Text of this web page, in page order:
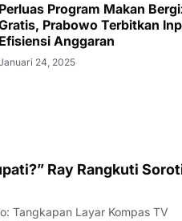
Perluas Program Makan
Prabowo Terbitkan
Efisiensi Anggaran
24, 2025
Ray Rangkuti
Tangkapan Layar Kompas TV